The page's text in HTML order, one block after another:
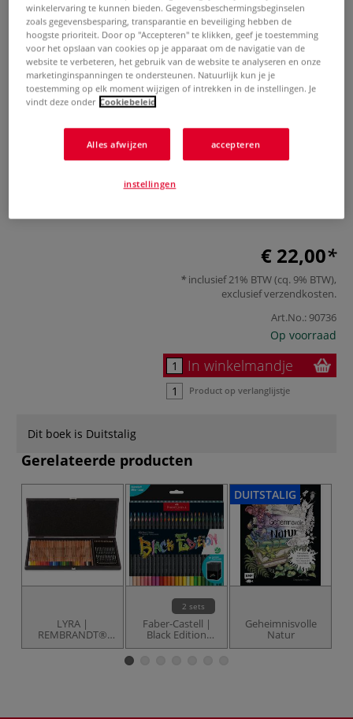
Los geht’s: Zeichnen – 50
spielerische Übungen für
angehende Künstler:innen
0 Beoordeling
Zeichenbuch mit 50 spielerischen Übungen für den Einstieg
€ 22,00
inclusief 21% BTW (cq. 9% BTW),
exclusiefverzendkosten.
Art.No.: 90736
Op voorraad
In winkelmandje
Product op verlanglijstje
Dit boek is Duitstalig
Gerelateerde producten
LYRA |
REMBRANDT®
POLYCOLOR + Art
2 sets
Faber-Castell |
Black Edition
kleurpotlood —
DUITSTALIG
Geheimnisvolle
Natur
winkelervaring te kunnen bieden. Gegevensbeschermingsbeginselen
zoals gegevensbesparing, transparantie en beveiliging hebben de
hoogste prioriteit. Door op "Accepteren" te klikken, geef je toestemming
voor het opslaan van cookies op je apparaat om de navigatie van de
website te verbeteren, het gebruik van de website te analyseren en onze
marketinginspanningen te ondersteunen. Natuurlijk kun je je
toestemming op elk moment wijzigen of intrekken in de instellingen. Je
vindt deze onder Cookiebeleid
Alles afwijzen accepteren
instellingen